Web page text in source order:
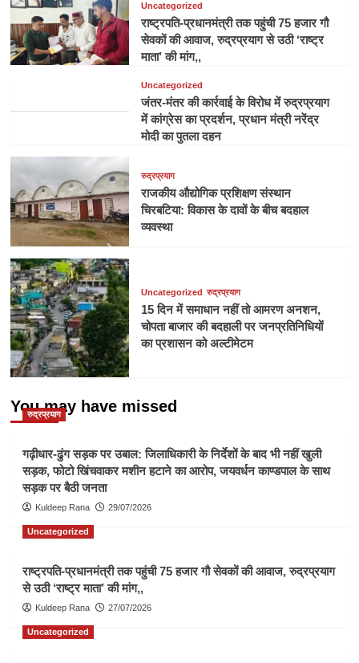
Uncategorized
राष्ट्रपति-प्रधानमंत्री तक पहुंची 75 हजार गौ
सेवकों की आवाज, रुद्रप्रयाग से उठी ‘राष्ट्र
माता’ की मांग,,
Uncategorized
जंतर-मंतर की कार्रवाई के विरोध में रुद्रप्रयाग
में कांग्रेस का प्रदर्शन, प्रधान मंत्री नरेंद्र
मोदी का पुतला दहन
रुद्रप्रयाग
राजकीय औद्योगिक प्रशिक्षण संस्थान
चिरबटिया: विकास के दावों के बीच बदहाल
व्यवस्था
Uncategorized रुद्रप्रयाग
15 दिन में समाधान नहीं तो आमरण अनशन,
चोपता बाजार की बदहाली पर जनप्रतिनिधियों
का प्रशासन को अल्टीमेटम
You may have missed
रुद्रप्रयाग
गढ़ीधार-ढुंग सड़क पर उबाल: जिलाधिकारी के निर्देशों के बाद भी नहीं खुली
सड़क, फोटो खिंचवाकर मशीन हटाने का आरोप, जयवर्धन काण्डपाल के साथ
सड़क पर बैठी जनता
Kuldeep Rana 29/07/2026
Uncategorized
राष्ट्रपति-प्रधानमंत्री तक पहुंची 75 हजार गौ सेवकों की आवाज, रुद्रप्रयाग
से उठी ‘राष्ट्र माता’ की मांग,,
Kuldeep Rana 27/07/2026
Uncategorized